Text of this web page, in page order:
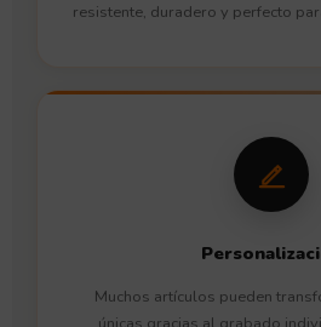
resistente, duradero y perfecto
Muchos artículos pueden